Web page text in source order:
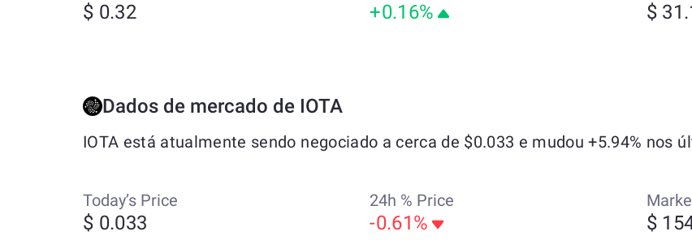
$ 0.32 +0.16% $
Dados de mercado de IOTA
IOTA está atualmente sendo negociado a cerca de $0.033 e mudou +5.94% nos
Today’s Price
$ 0.033
24h % Price
-0.61% $